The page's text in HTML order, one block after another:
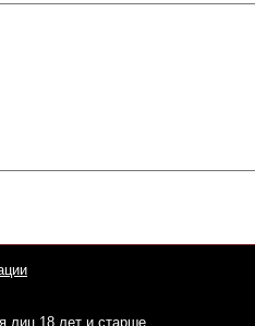
лиц 18 лет и старше.